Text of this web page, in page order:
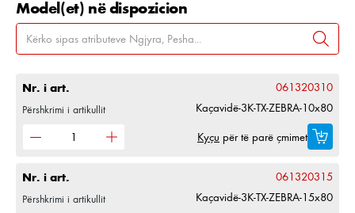
Model(et) në dispozicion
Nr. i art. 061320310
Përshkrimi i artikullit Kaçavidë-3K-TX-ZEBRA-10x80
Kyçu për të parë çmimet
Nr. i art. 061320315
Përshkrimi i artikullit Kaçavidë-3K-TX-ZEBRA-15x80